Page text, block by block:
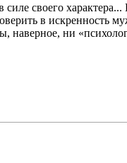
своего характера...
в искренность
наверное, ни